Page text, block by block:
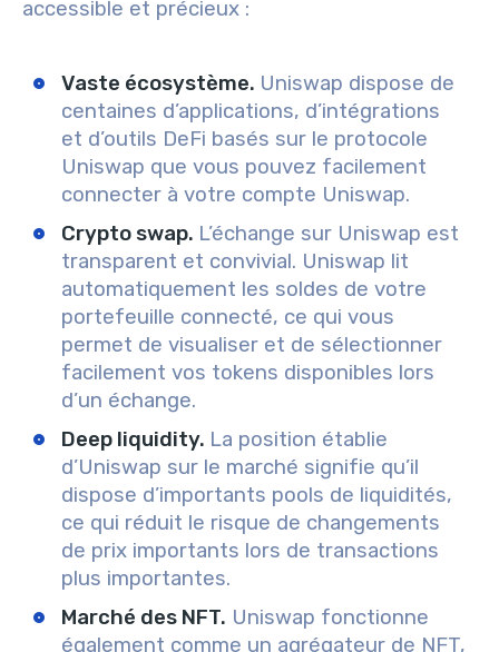
accessible et précieux :
Vaste écosystème. Uniswap dispose de
centaines d’applications, d’intégrations
et d’outils DeFi basés sur le protocole
Uniswap que vous pouvez facilement
connecter à votre compte Uniswap.
Сrypto swap. L’échange sur Uniswap est
transparent et convivial. Uniswap lit
automatiquement les soldes de votre
portefeuille connecté, ce qui vous
permet de visualiser et de sélectionner
facilement vos tokens disponibles lors
d’un échange.
Deep liquidity. La position établie
d’Uniswap sur le marché signifie qu’il
dispose d’importants pools de liquidités,
ce qui réduit le risque de changements
de prix importants lors de transactions
plus importantes.
Marché des NFT. Uniswap fonctionne
également comme un agrégateur de NFT,